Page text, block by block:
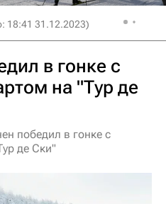
18:41 31.12.2023)
в гонке с
на "Тур де
победил в гонке с
де Ски"